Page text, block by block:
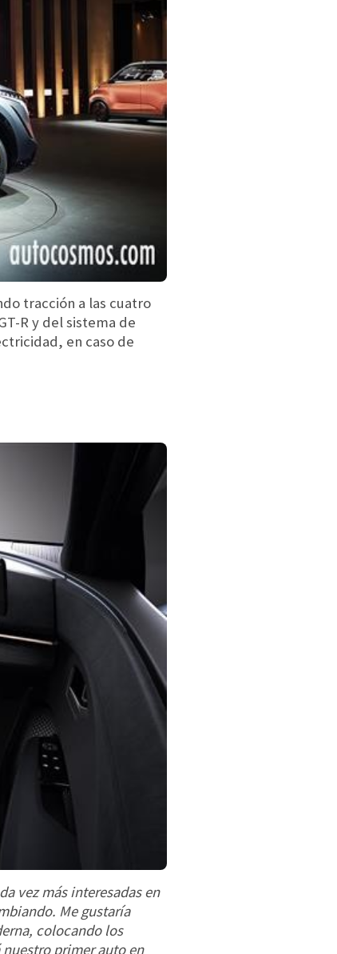
tracción a las cuatro
R y del sistema de
en caso de
vez más interesadas en
Me gustaría
colocando los
primer auto en